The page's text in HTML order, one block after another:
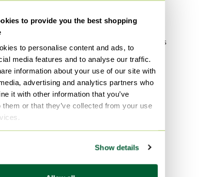
to provide you the best shopping
to personalise content and ads, to
media features and to analyse our traffic.
information about your use of our site with
advertising and analytics partners who
it with other information that you’ve
them or that they’ve collected from your use
Show details
Modern
Vintage Meubels
Materiaal
Hout Meubels
Hout Tafels
Hout Kasten
Kleur
Zwart Meubels
Populariteit
Hout Dressoirs
Vitra
Fluweel Banken